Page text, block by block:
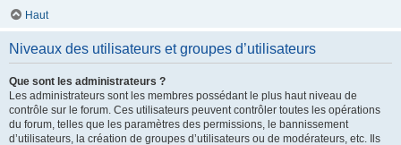
Haut
Niveaux des utilisateurs et groupes d’utilisateurs
Que sont les administrateurs ?
Les administrateurs sont les membres possédant le plus haut niveau de
contrôle sur le forum. Ces utilisateurs peuvent contrôler toutes les opérations
du forum, telles que les paramètres des permissions, le bannissement
d’utilisateurs, la création de groupes d’utilisateurs ou de modérateurs, etc. Ils